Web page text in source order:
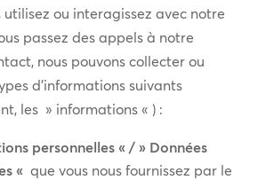
utilisez ou interagissez avec notre
passez des appels à notre
nous pouvons collecter ou
d’informations suivants
les » informations « ) :
personnelles « / » Données
« que vous nous fournissez par le